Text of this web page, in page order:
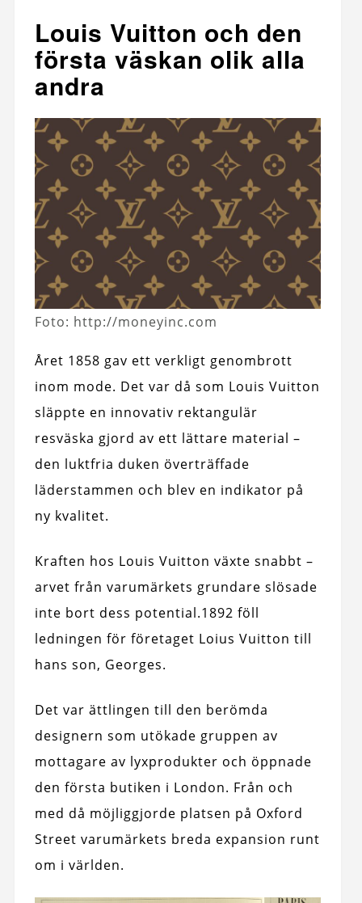
Louis Vuitton och den
första väskan olik alla
andra
Foto: http://moneyinc.com
Året 1858 gav ett verkligt genombrott
inom mode. Det var då som Louis Vuitton
släppte en innovativ rektangulär
resväska gjord av ett lättare material –
den luktfria duken överträffade
läderstammen och blev en indikator på
ny kvalitet.
Kraften hos Louis Vuitton växte snabbt –
arvet från varumärkets grundare slösade
inte bort dess potential.1892 föll
ledningen för företaget Loius Vuitton till
hans son, Georges.
Det var ättlingen till den berömda
designern som utökade gruppen av
mottagare av lyxprodukter och öppnade
den första butiken i London. Från och
med då möjliggjorde platsen på Oxford
Street varumärkets breda expansion runt
om i världen.